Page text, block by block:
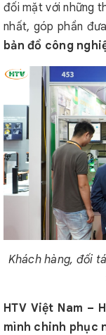
đối mặt với những
nhất, góp phần
bản đồ công
Khách hàng, đối
HTV Việt Nam –
mình chinh phục